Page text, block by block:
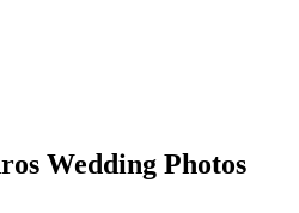
Wedding Photos